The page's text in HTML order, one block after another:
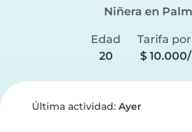
Niñera en
Edad
20
Tarifa
$
Última actividad: Ayer